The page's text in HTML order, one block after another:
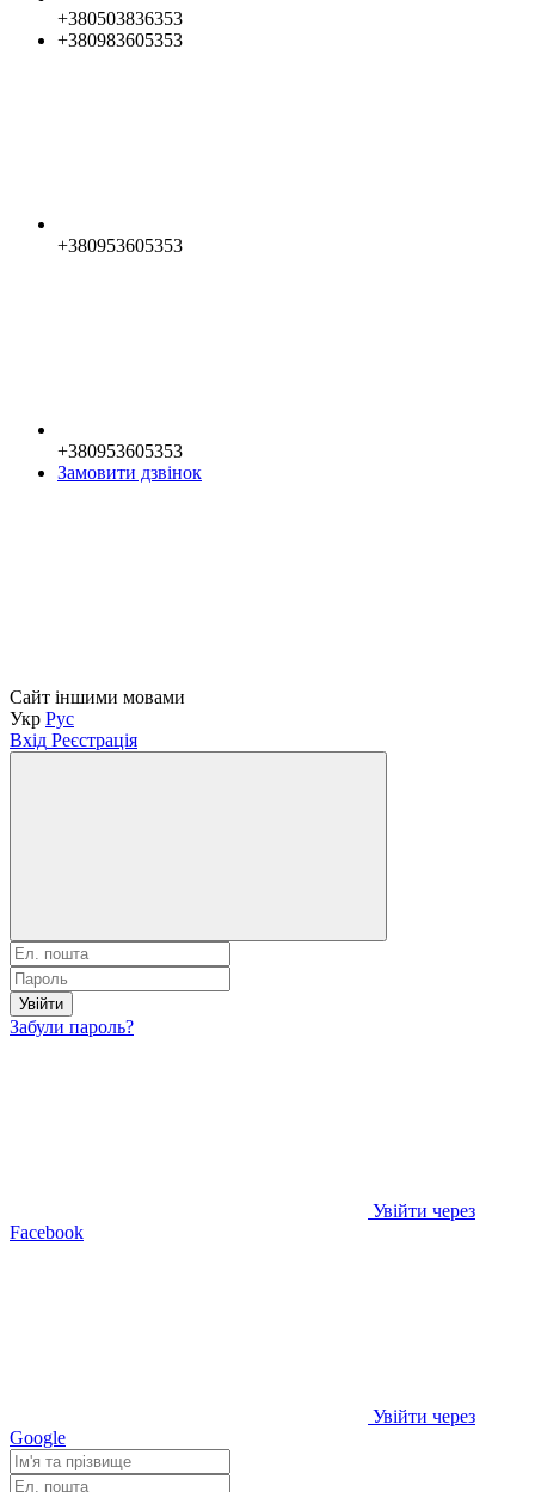
+380503836353
+380983605353
+380953605353
+380953605353
Замовити дзвінок
Сайт іншими мовами
Укр Рус
Вхід Реєстрація
Увійти
Забули пароль?
Увійти через
Facebook
Увійти через
Google